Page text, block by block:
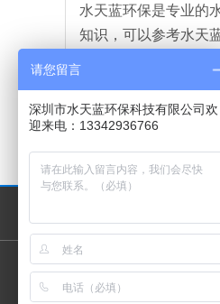
水天蓝环保是专业的
知识，可以参考水天
本文由水天蓝环保（
美国陶氏NF
首页幻灯
友情链接：
请您留言
深圳市水天蓝环保科技有限公司欢
迎来电：13342936766